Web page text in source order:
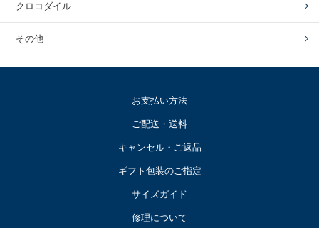
クロコダイル
その他
お支払い方法
ご配送・送料
キャンセル・ご返品
ギフト包装のご指定
サイズガイド
修理について